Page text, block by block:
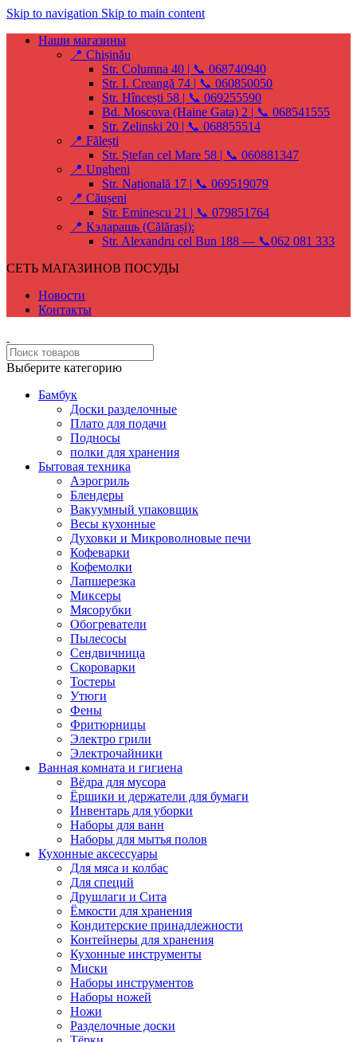
Skip to navigation Skip to main content
Наши магазины
📍 Chișinău
Str. Columna 40 | 📞 068740940
Str. I. Creangă 74 | 📞 060850050
Str. Hîncești 58 | 📞 069255590
Bd. Moscova (Haine Gata) 2 | 📞 068541555
Str. Zelinski 20 | 📞 068855514
📍 Fălești
Str. Ștefan cel Mare 58 | 📞 060881347
📍 Ungheni
Str. Națională 17 | 📞 069519079
📍 Căușeni
Str. Eminescu 21 | 📞 079851764
📍 Кэларашь (Călărași):
Str. Alexandru cel Bun 188 — 📞062 081 333
СЕТЬ МАГАЗИНОВ ПОСУДЫ
Новости
Контакты
Выберите категорию
Бамбук
Доски разделочные
Плато для подачи
Подносы
полки для хранения
Бытовая техника
Аэрогриль
Блендеры
Вакуумный упаковщик
Весы кухонные
Духовки и Микроволновые печи
Кофеварки
Кофемолки
Лапшерезка
Миксеры
Мясорубки
Обогреватели
Пылесосы
Сендвичница
Скороварки
Тостеры
Утюги
Фены
Фритюрницы
Электро грили
Электрочайники
Ванная комната и гигиена
Вёдра для мусора
Ёршики и держатели для бумаги
Инвентарь для уборки
Наборы для ванн
Наборы для мытья полов
Кухонные аксессуары
Для мяса и колбас
Для специй
Друшлаги и Сита
Ёмкости для хранения
Кондитерские принадлежности
Контейнеры для хранения
Кухонные инструменты
Миски
Наборы инструментов
Наборы ножей
Ножи
Разделочные доски